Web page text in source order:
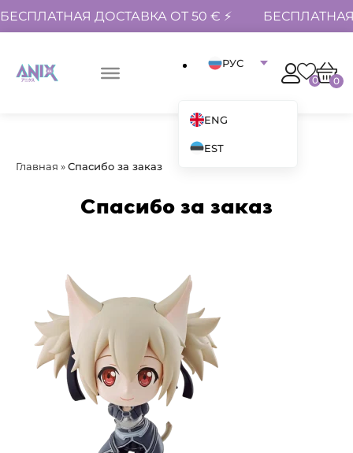
БЕСПЛАТНАЯ ДОСТАВКА ОТ 50 € ⚡
РУС
ENG
EST
0 0
Главная »Спасибо за заказ
Спасибо за заказ